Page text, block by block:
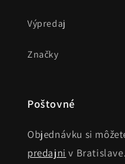
Výpredaj
Značky
Poštovné
Objednávku si
predajni v Bratislave.